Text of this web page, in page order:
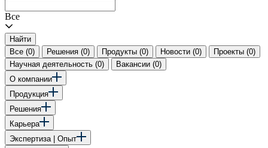
Все
Найти
Все (0)
Решения (0) Продукты (0) Новости (0)
Проекты (0)
Научная деятельность (0)
Вакансии (0)
О компании
Продукция
Решения
Карьера
Экспертиза | Опыт